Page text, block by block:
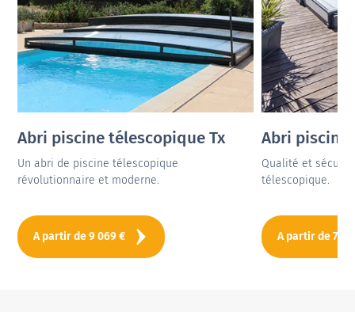
Abri piscine télescopique Tx
Un abri de piscine télescopique
révolutionnaire et moderne.
A partir de9 069 €
Abri piscine
Qualité et
télescopique.
A partir de7